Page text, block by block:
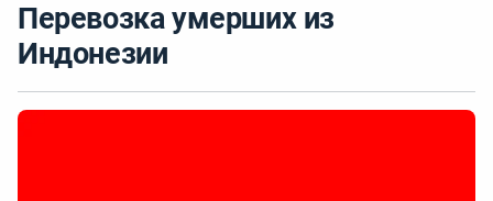
Перевозка умерших из
Индонезии